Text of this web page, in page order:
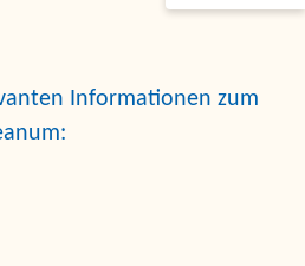
Informationen zum